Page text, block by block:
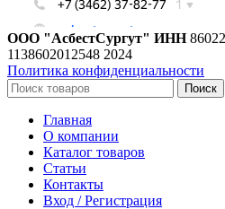
ООО "АсбестСургут" ИНН
1138602012548 2024
Политика конфиденциальности
Поиск
Главная
О компании
Каталог товаров
Статьи
Контакты
Вход / Регистрация